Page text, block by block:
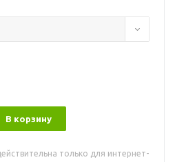
В корзину
только для интернет-